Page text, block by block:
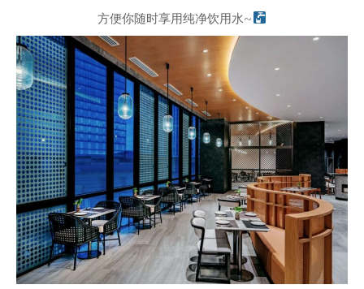
方便你随时享用纯净饮用水~